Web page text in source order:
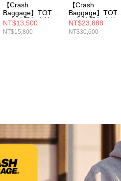
【Crash
Baggage】TOT
同色撞擊行李箱
31吋
NT$13,500
NT$15,800
【Crash
Baggage】TOT
同色撞擊行李箱21
吋+31吋
NT$23,888
NT$30,600